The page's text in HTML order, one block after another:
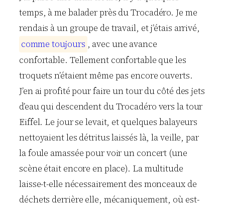
temps, à me balader près du Trocadéro. Je me
rendais à un groupe de travail, et j’étais arrivé,
comme toujours , avec une avance
confortable. Tellement confortable que les
troquets n’étaient même pas encore ouverts.
J’en ai profité pour faire un tour du côté des jets
d’eau qui descendent du Trocadéro vers la tour
Eiffel. Le jour se levait, et quelques balayeurs
nettoyaient les détritus laissés là, la veille, par
la foule amassée pour voir un concert (une
scène était encore en place). La multitude
laisse-t-elle nécessairement des monceaux de
déchets derrière elle, mécaniquement, où est-